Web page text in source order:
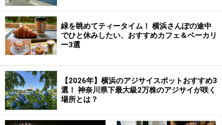
【横浜駅西口】MS. CASABLANCA「チャイニーズア
フタヌーンティー」
【横浜駅東口】ブリル飯店「チャイニーズアフタヌ
ーンティー」
【みなとみらい】中国料理 カリュウ「飲茶
アフタヌーンティー」
緑を眺めてティータイム！ 横浜さんぽの途中
でひと休みしたい、おすすめカフェ＆ベーカリ
ー3選
【2026年】横浜のアジサイスポットおすすめ3
選！ 神奈川県下最大級2万株のアジサイが咲く
場所とは？